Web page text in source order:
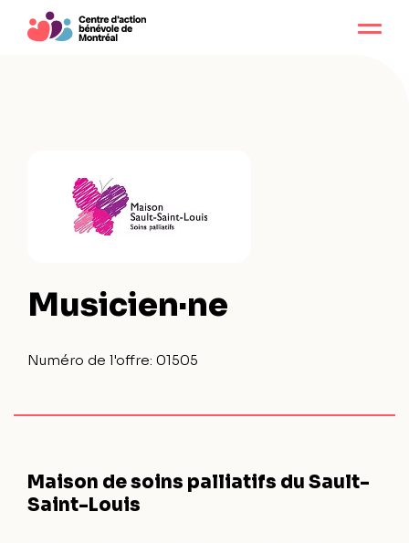
Musicien·ne
Numéro de l'offre: 01505
Maison de soins palliatifs du Sault-
Saint-Louis